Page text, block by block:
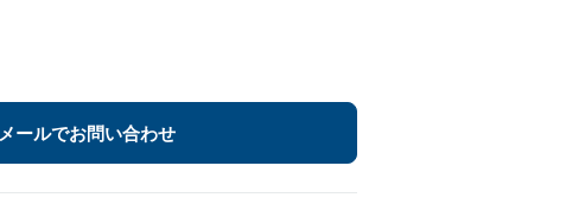
メールでお問い合わせ